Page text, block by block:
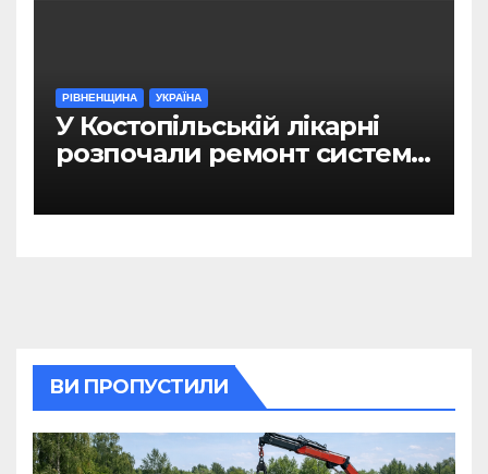
РІВНЕНЩИНА УКРАЇНА
У Костопільській лікарні
розпочали ремонт системи
ВИ ПРОПУСТИЛИ